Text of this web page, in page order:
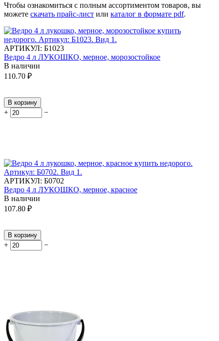
Чтобы ознакомиться с полным ассортиментом товаров, вы
можете скачать прайс-лист или каталог в формате pdf.
АРТИКУЛ: Б1023
Ведро 4 л ЛУКОШКО, мерное, морозостойкое
В наличии
110.70 ₽
В корзину
+ −
АРТИКУЛ: Б0702
Ведро 4 л ЛУКОШКО, мерное, красное
В наличии
107.80 ₽
В корзину
+ −